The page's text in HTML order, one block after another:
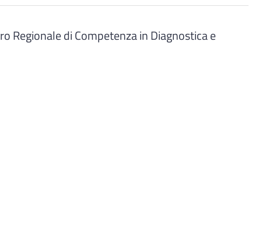
Regionale di Competenza in Diagnostica e